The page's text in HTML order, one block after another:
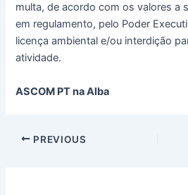
multa, de acordo com os valores a
em regulamento, pelo Poder
licença ambiental e/ou interdição
atividade.
ASCOM PT na Alba
PREVIOUS